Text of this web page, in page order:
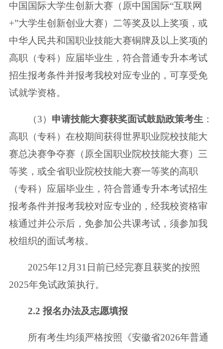
中国国际大学生创新大赛（原中国国际“互联网
+”大学生创新创业大赛）二等奖及以上奖项，或
中华人民共和国职业技能大赛铜牌及以上奖项的
高职（专科）应届毕业生，符合普通专升本考试
招生报考条件并报考我校对应专业的，可享受免
试就学资格。
（3） 申请技能大赛获奖面试鼓励政策考生 ：
高职（专科）在校期间获得世界职业院校技能大
赛总决赛争夺赛（原全国职业院校技能大赛）三
等奖，或全省职业院校技能大赛一等奖的高职
（专科）应届毕业生，符合普通专升本考试招生
报考条件并报考我校对应专业的，经我校资格审
核通过并公示后，免参加公共课考试，须参加我
校组织的面试考核。
2025年12月31日前已经完赛且获奖的按照
2025年免试政策执行。
2.2 报名办法及志愿填报
所有考生均须严格按照《安徽省2026年普通